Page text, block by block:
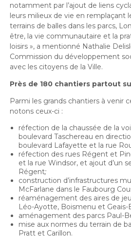
notamment par l’ajout de liens
leurs milieux de vie en remplaçant
terrains de balles dans les parcs,
être, la vie communautaire et la
loisirs », a mentionné Nathalie
Commission du développement
avec les citoyens de la Ville.
Près de 180 chantiers partout
Parmi les grands chantiers à venir
notons ceux-ci :
réfection de la chaussée de la
boulevard Taschereau en
boulevard Lafayette et la rue
réfection des rues Régent et
et la rue Windsor, et ajout d’un
Régent;
construction d’infrastructures
McFarlane dans le Faubourg
réaménagement des aires de
Léo-Ayotte, Boismenu et Geais-
aménagement des parcs Paul-
mise aux normes du terrain de
Pratt et Carillon.